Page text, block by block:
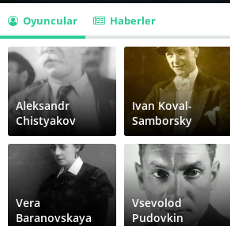
bir sıçrama yaratır. Ve Ana da, oğlu Pavel
katılır; işçi sınıfının birliği ve kurtuluşu için
eder. Pudovkin, Maksim Gorki’nin
üslubu, ustalıkla sinemaya taşımıştır.
Oyuncular Haberler
Aleksandr
Chistyakov
Ivan Koval-
Samborsky
Vera
Baranovskaya
Vsevolod
Pudovkin